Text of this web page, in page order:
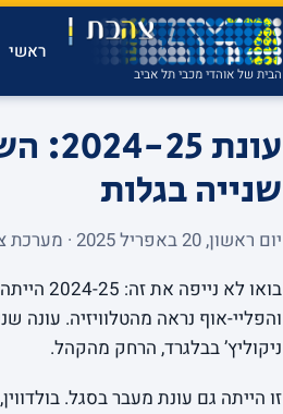
הבית של אוהדי מכבי תל אביב
ראשי
שנייה בגלות
יום ראשון, 20 באפריל 2025 · מערכת צהבת
והפליי-אוף נראה מהטלוויזיה.
ניקוליץ’ בבלגרד, הרחק מהקהל.
זו הייתה גם עונת מעבר בסגל.